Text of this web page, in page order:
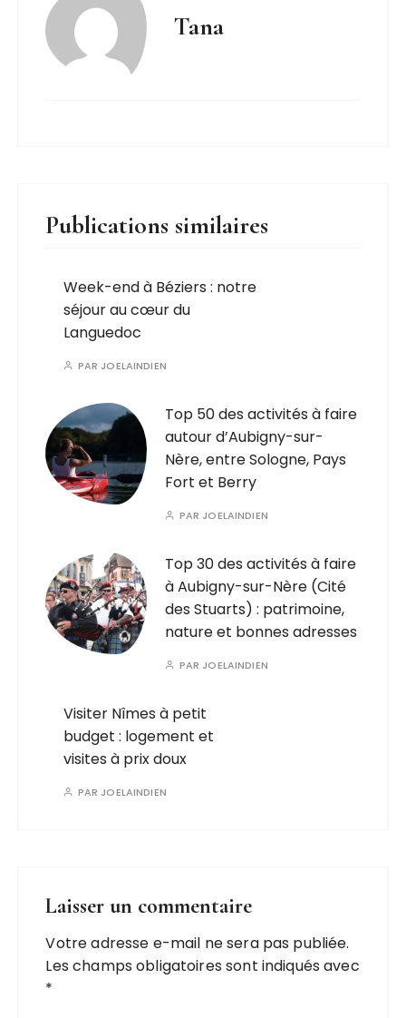
Tana
Publications similaires
Week-end à Béziers : notre
séjour au cœur du
Languedoc
PAR JOELAINDIEN
Top 50 des activités à faire
autour d’Aubigny-sur-
Nère, entre Sologne, Pays
Fort et Berry
PAR JOELAINDIEN
Top 30 des activités à faire
à Aubigny-sur-Nère (Cité
des Stuarts) : patrimoine,
nature et bonnes adresses
PAR JOELAINDIEN
Visiter Nîmes à petit
budget : logement et
visites à prix doux
PAR JOELAINDIEN
Laisser un commentaire
Votre adresse e-mail ne sera pas publiée.
Les champs obligatoires sont indiqués avec
*